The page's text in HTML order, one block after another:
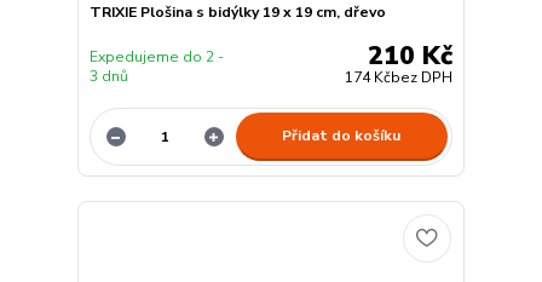
TRIXIE Plošina s bidýlky 19 x 19 cm, dřevo
210 Kč
174 Kčbez DPH
Expedujeme do 2 -
3 dnů
Přidat do košíku